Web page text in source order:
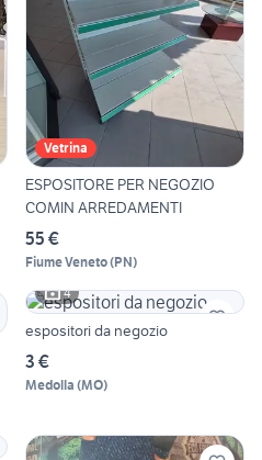
Vetrina
ESPOSITORE PER NEGOZIO
COMIN ARREDAMENTI
55 €
Fiume Veneto(PN)
4
espositori da negozio
3 €
Medolla (MO)